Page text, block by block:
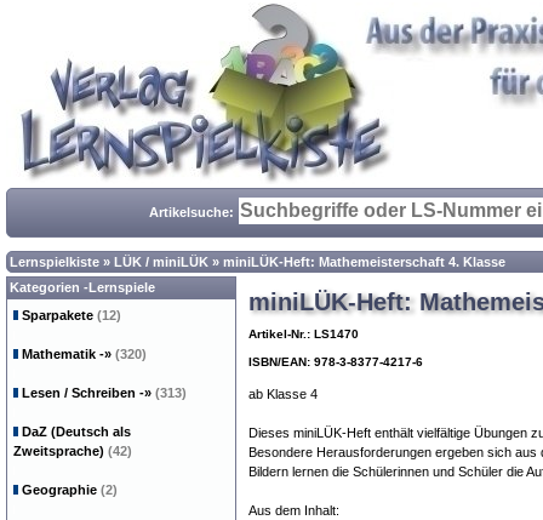
Artikelsuche:
Lernspielkiste » LÜK / miniLÜK » miniLÜK-Heft: Mathemeisterschaft 4. Klasse
miniLÜK-Heft:
Artikel-Nr.: LS1470
ISBN/EAN: 978-3-8377-4217-6
ab Klasse 4
Dieses miniLÜK-Heft enthält vielfältige Übungen
Besondere Herausforderungen ergeben sich
Bildern lernen die Schülerinnen und Schüler die
Aus dem Inhalt:
Kategorien -Lernspiele
Sparpakete (12)
Mathematik -» (320)
Lesen / Schreiben -» (313)
DaZ (Deutsch als
Zweitsprache) (42)
Geographie (2)